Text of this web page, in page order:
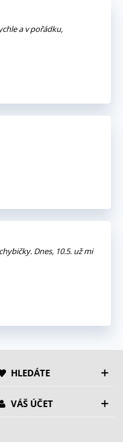
a v pořádku,
Dnes, 10.5. už mi
HLEDÁTE
VÁŠ ÚČET